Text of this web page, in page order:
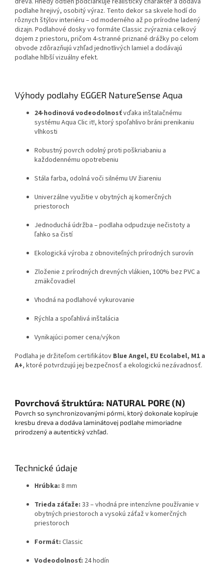
podlahe hrejivý, osobitý výraz. Tento dekor sa skvele hodí do
rôznych štýlov interiéru – od moderného až po prírodne ladený
dizajn. Podlahové dosky vo formáte Classic zvýraznia celkový
dojem z priestoru, pričom 4-stranné priznané drážky po celom
obvode zdôrazňujú vzhľad jednotlivých lamiel a dodávajú
podlahe hlbší vizuálny efekt.
Výhody podlahy EGGER NatureSense Aqua
24-hodinová vodeodolnosťvďaka inštalačnému
systému Aqua Clic it!, ktorý spoľahlivo bráni prenikaniu
vlhkosti
Robustný povrch odolný proti poškriabaniu a
každodennému opotrebeniu
Stála farba, odolná voči silnému UV žiareniu
Univerzálne využitie v obytných aj komerčných
priestoroch
Jednoduchá údržba – podlaha odpudzuje nečistoty a
ľahko sa čistí
Ekologická výroba z obnoviteľných prírodných surovín
Zloženie z prírodných drevných vlákien, 100% bez PVC a
zmäkčovadiel
Vhodná na podlahové vykurovanie
Rýchla a spoľahlivá inštalácia
Vynikajúci pomer cena/výkon
Podlaha je držiteľom certifikátov Blue Angel, EU Ecolabel, M1 a
A+, ktoré potvrdzujú jej bezpečnosť a ekologickú nezávadnosť.
Povrchová štruktúra: NATURAL PORE (N)
Povrch so synchronizovanými pórmi, ktorý dokonale kopíruje
kresbu dreva a dodáva laminátovej podlahe mimoriadne
prirodzený a autentický vzhľad.
Technické údaje
Hrúbka: 8 mm
Trieda záťaže: 33 – vhodná pre intenzívne používanie v
obytných priestoroch a vysokú záťaž v komerčných
priestoroch
Formát: Classic
Vodeodolnosť: 24 hodín